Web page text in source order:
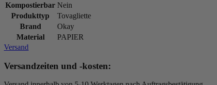
Kompostierbar Nein
Produkttyp
Tovagliette
Brand
Okay
Material
PAPIER
Versand
Versandzeiten und -kosten: